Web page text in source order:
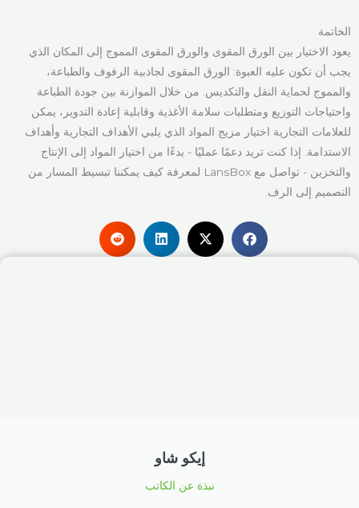
الخاتمة
يعود الاختيار بين الورق المقوى والورق المقوى المموج إلى المكان الذي
يجب أن تكون عليه العبوة: الورق المقوى لجاذبية الرفوف والطباعة،
والمموج لحماية النقل والتكديس. من خلال الموازنة بين جودة الطباعة
واحتياجات التوزيع ومتطلبات سلامة الأغذية وقابلية إعادة التدوير، يمكن
للعلامات التجارية اختيار مزيج المواد الذي يلبي الأهداف التجارية وأهداف
الاستدامة. إذا كنت تريد دعمًا عمليًا - بدءًا من اختيار المواد إلى الإنتاج
والتخزين - تواصل مع LansBox لمعرفة كيف يمكننا تبسيط المسار من
التصميم إلى الرف.
إيكو شاو
نبذة عن الكاتب